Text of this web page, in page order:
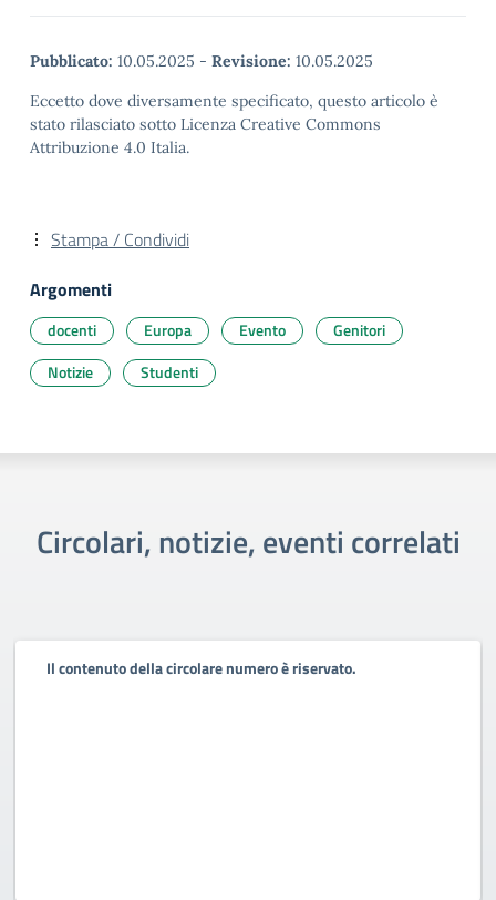
Pubblicato: 10.05.2025 - Revisione: 10.05.2025
Eccetto dove diversamente specificato, questo articolo è
stato rilasciato sotto Licenza Creative Commons
Attribuzione 4.0 Italia.
Stampa / Condividi
Argomenti
docenti Europa Evento
Genitori
Notizie
Studenti
Circolari, notizie, eventi correlati
Il contenuto della circolare numero è riservato.